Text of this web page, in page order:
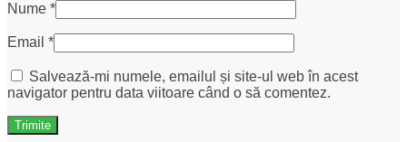
Nume *
Email *
Salvează-mi numele, emailul și site-ul web în acest
navigator pentru data viitoare când o să comentez.